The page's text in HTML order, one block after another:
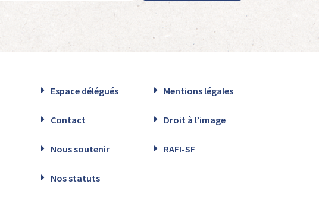
Espace délégués Mentions légales
Contact Droit à l’image
Nous soutenir RAFI-SF
Nos statuts